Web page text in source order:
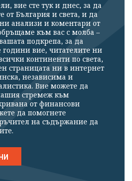
вие сте тук и днес, за да
от България и света, и да
анализи и коментари от
към вас с молба –
подкрепа, за да
вие, читателите ни
континенти по света,
страницата ни в интернет
независима и
Вие можете да
стремеж към
от финансови
да помогнете
на съдържание да